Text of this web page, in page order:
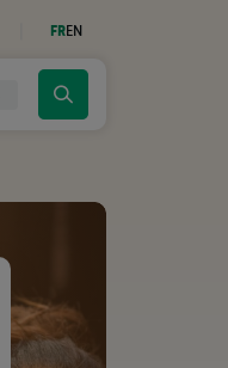
FREN
Cliquer
moteur